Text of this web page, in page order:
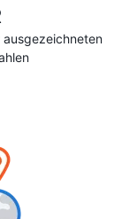
ausgezeichneten